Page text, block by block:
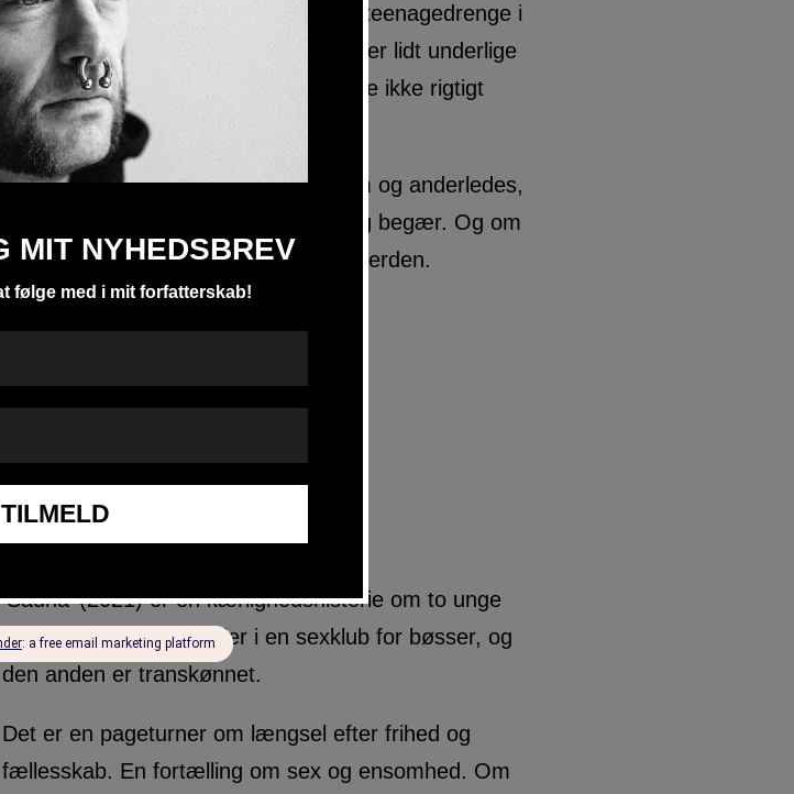
‘Soft Boys’ (2023) er ti noveller om ti teenagedrenge i
en landsby i Danmark. Alle drengene er lidt underlige
på hver deres måde. Måske forstår de ikke rigtigt
koderne, eller også er de ligeglade.
Det er fortællinger om at være følsom og anderledes,
om ensomhed og frygt, forelskelse og begær. Og om
ømhed og omsorg i en kold og hård verden.
SAUNA
‘Sauna’ (2021) er en kærlighedshistorie om to unge
mænd. Den ene arbejder i en sexklub for bøsser, og
den anden er transkønnet.
Det er en pageturner om længsel efter frihed og
fællesskab. En fortælling om sex og ensomhed. Om